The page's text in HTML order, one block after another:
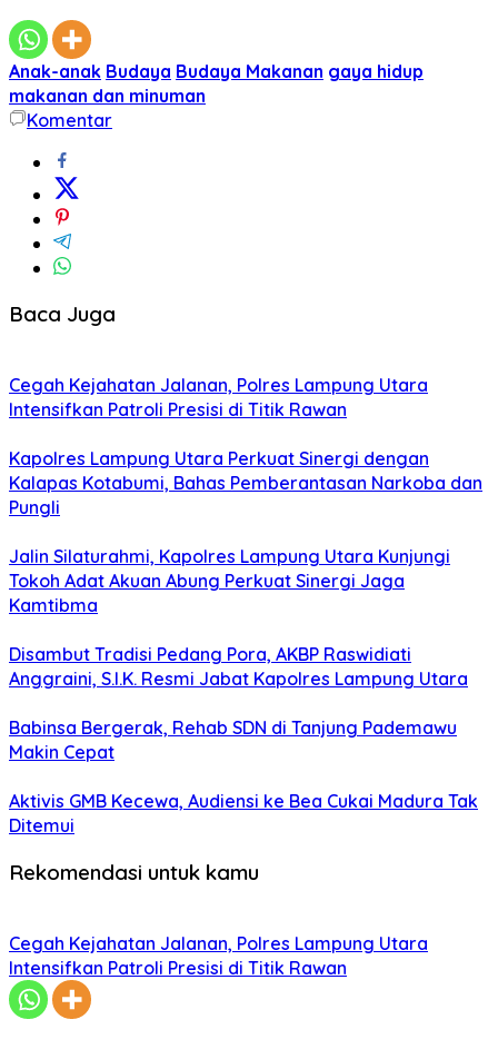
Anak-anak Budaya Budaya Makanan gaya hidup
makanan dan minuman
Komentar
Baca Juga
Cegah Kejahatan Jalanan, Polres Lampung Utara
Intensifkan Patroli Presisi di Titik Rawan
Kapolres Lampung Utara Perkuat Sinergi dengan
Kalapas Kotabumi, Bahas Pemberantasan Narkoba dan
Pungli
Jalin Silaturahmi, Kapolres Lampung Utara Kunjungi
Tokoh Adat Akuan Abung Perkuat Sinergi Jaga
Kamtibma
Disambut Tradisi Pedang Pora, AKBP Raswidiati
Anggraini, S.I.K. Resmi Jabat Kapolres Lampung Utara
Babinsa Bergerak, Rehab SDN di Tanjung Pademawu
Makin Cepat
Aktivis GMB Kecewa, Audiensi ke Bea Cukai Madura Tak
Ditemui
Rekomendasi untuk kamu
Cegah Kejahatan Jalanan, Polres Lampung Utara
Intensifkan Patroli Presisi di Titik Rawan